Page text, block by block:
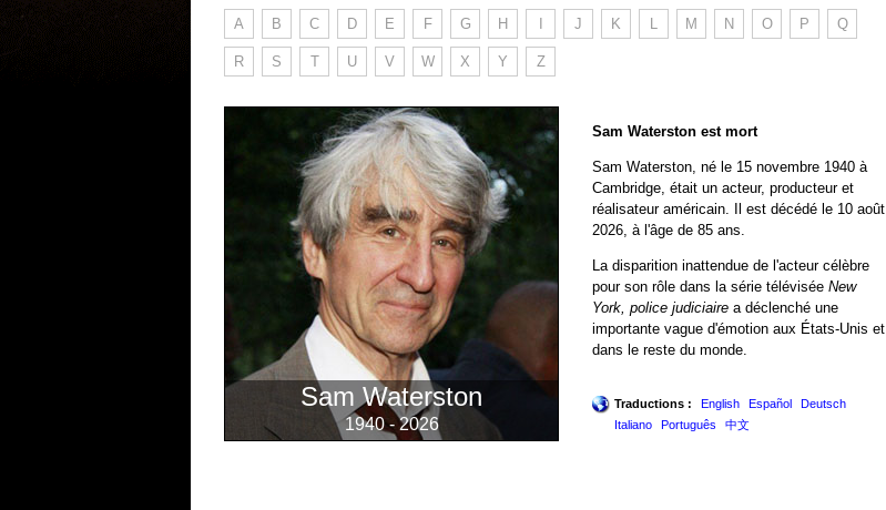
A B C D E F G H J K L M N O P Q
R S T U V W X Y Z
Sam Waterston
1940 - 2026
Sam Waterston est mort
Sam Waterston, né le 15 novembre 1940 à
Cambridge, était un acteur, producteur et
réalisateur américain. Il est décédé le 10 août
2026, à l'âge de 85 ans.
La disparition inattendue de l'acteur célèbre
pour son rôle dans la série télévisée New
York, police judiciaire a déclenché une
importante vague d'émotion aux États-Unis et
dans le reste du monde.
Traductions : English Español
Deutsch
Italiano
Português 中文